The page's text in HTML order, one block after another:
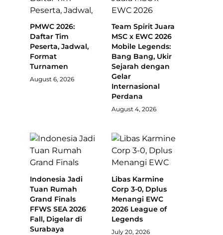
PMWC 2026:
Daftar Tim
Peserta, Jadwal,
Format
Turnamen
August 6, 2026
Team Spirit Juara
MSC x EWC 2026
Mobile Legends:
Bang Bang, Ukir
Sejarah dengan
Gelar
Internasional
Perdana
August 4, 2026
Indonesia Jadi
Tuan Rumah
Grand Finals
FFWS SEA 2026
Fall, Digelar di
Surabaya
Libas Karmine
Corp 3-0, Dplus
Menangi EWC
2026 League of
Legends
July 20, 2026